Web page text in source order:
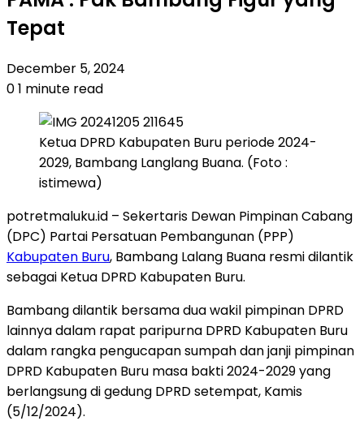
Tepat
December 5, 2024
01 minute read
Ketua DPRD Kabupaten Buru periode 2024-
2029, Bambang Langlang Buana. (Foto :
istimewa)
potretmaluku.id – Sekertaris Dewan Pimpinan Cabang
(DPC) Partai Persatuan Pembangunan (PPP)
Kabupaten Buru, Bambang Lalang Buana resmi dilantik
sebagai Ketua DPRD Kabupaten Buru.
Bambang dilantik bersama dua wakil pimpinan DPRD
lainnya dalam rapat paripurna DPRD Kabupaten Buru
dalam rangka pengucapan sumpah dan janji pimpinan
DPRD Kabupaten Buru masa bakti 2024-2029 yang
berlangsung di gedung DPRD setempat, Kamis
(5/12/2024).